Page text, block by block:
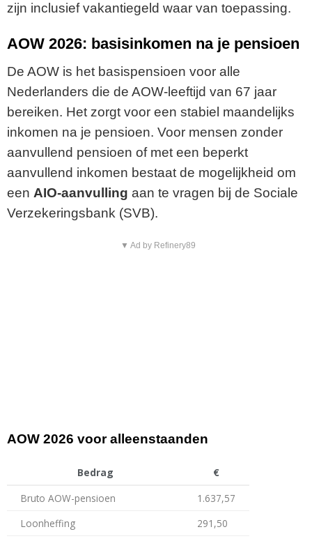
zijn inclusief vakantiegeld waar van toepassing.
AOW 2026: basisinkomen na je pensioen
De AOW is het basispensioen voor alle
Nederlanders die de AOW-leeftijd van 67 jaar
bereiken. Het zorgt voor een stabiel maandelijks
inkomen na je pensioen. Voor mensen zonder
aanvullend pensioen of met een beperkt
aanvullend inkomen bestaat de mogelijkheid om
een AIO-aanvulling aan te vragen bij de Sociale
Verzekeringsbank (SVB).
▼ Ad by Refinery89
AOW 2026 voor alleenstaanden
Bedrag
€
Bruto AOW-pensioen
1.637,57
Loonheffing
291,50